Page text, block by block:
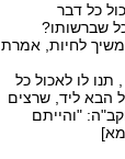
כל דבר
שברשותו?
לחיות,
לו לאכול כל
הבא ליד, שרצים
"והייתם